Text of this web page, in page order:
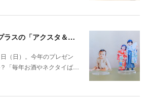
【父の日】しまうまプラスの「アクスタ＆ステッカー」で、プレゼントのマンネリ解消！
（日）。今年のプレゼン
「毎年お酒やネクタイば…